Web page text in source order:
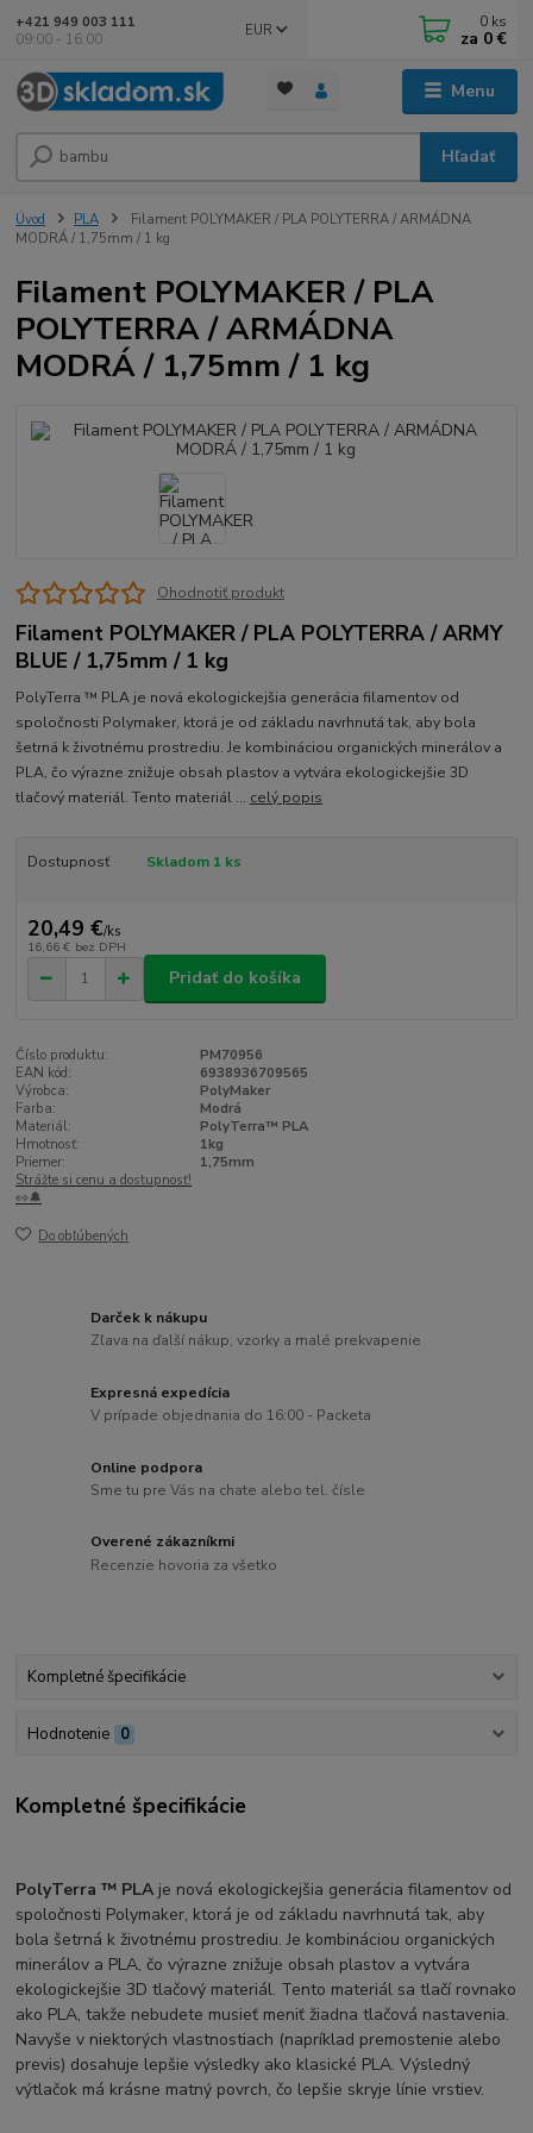
Menu
EUR
Hľadať
+421 949 003 111
09:00 - 16:00
0 ks
za 0 €
Úvod PLA
Filament POLYMAKER / PLA POLYTERRA / ARMÁDNA
MODRÁ / 1,75mm / 1 kg
Filament POLYMAKER / PLA
POLYTERRA / ARMÁDNA
MODRÁ / 1,75mm / 1 kg
Ohodnotiť produkt
Filament POLYMAKER / PLA POLYTERRA / ARMY
BLUE / 1,75mm / 1 kg
PolyTerra ™ PLA je nová ekologickejšia generácia filamentov od
spoločnosti Polymaker, ktorá je od základu navrhnutá tak, aby bola
šetrná k životnému prostrediu. Je kombináciou organických minerálov a
PLA, čo výrazne znižuje obsah plastov a vytvára ekologickejšie 3D
tlačový materiál. Tento materiál ... celý popis
Dostupnosť Skladom 1 ks
20,49 €/ks
16,66 € bez DPH
Pridať do košíka
Číslo produktu:
PM70956
EAN kód:
6938936709565
Výrobca:
PolyMaker
Farba:
Modrá
Materiál:
PolyTerra™ PLA
Hmotnosť:
1kg
Priemer:
1,75mm
Strážte si cenu a dostupnosť!
👀🔔
Do obľúbených
Darček k nákupu
Zľava na ďalší nákup, vzorky a malé prekvapenie
Expresná expedícia
V prípade objednania do 16:00 - Packeta
Online podpora
Sme tu pre Vás na chate alebo tel. čísle
Overené zákazníkmi
Recenzie hovoria za všetko
Kompletné špecifikácie
Hodnotenie 0
Kompletné špecifikácie
PolyTerra ™ PLA je nová ekologickejšia generácia filamentov od
spoločnosti Polymaker, ktorá je od základu navrhnutá tak, aby
bola šetrná k životnému prostrediu. Je kombináciou organických
minerálov a PLA, čo výrazne znižuje obsah plastov a vytvára
ekologickejšie 3D tlačový materiál. Tento materiál sa tlačí rovnako
ako PLA, takže nebudete musieť meniť žiadna tlačová nastavenia.
Navyše v niektorých vlastnostiach (napríklad premostenie alebo
previs) dosahuje lepšie výsledky ako klasické PLA. Výsledný
výtlačok má krásne matný povrch, čo lepšie skryje línie vrstiev.